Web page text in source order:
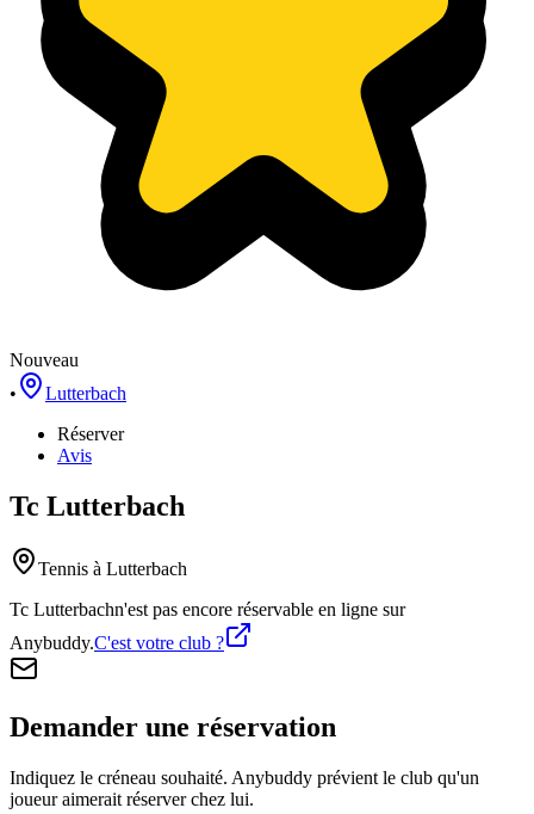
Nouveau
•
Lutterbach
Réserver
Avis
Tc Lutterbach
Tennis à Lutterbach
Tc Lutterbachn'est pas encore réservable en ligne sur
Anybuddy.C'est votre club ?
Demander une réservation
Indiquez le créneau souhaité. Anybuddy prévient le club qu'un
joueur aimerait réserver chez lui.